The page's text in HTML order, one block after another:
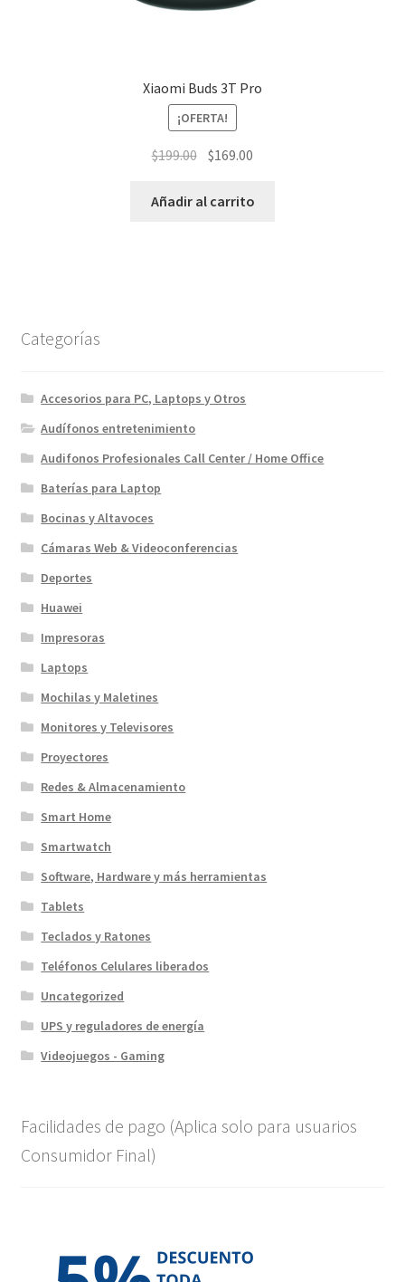
Xiaomi Buds 3T Pro
¡OFERTA!
$199.00 El
original
$169.00
actual
Añadir al carrito
Categorías
Accesorios para PC, Laptops y Otros
Audífonos entretenimiento
Audifonos Profesionales Call Center / Home Office
Baterías para Laptop
Bocinas y Altavoces
Cámaras Web & Videoconferencias
Deportes
Huawei
Impresoras
Laptops
Mochilas y Maletines
Monitores y Televisores
Proyectores
Redes & Almacenamiento
Smart Home
Smartwatch
Software, Hardware y más herramientas
Tablets
Teclados y Ratones
Teléfonos Celulares liberados
Uncategorized
UPS y reguladores de energía
Videojuegos - Gaming
Facilidades de pago (Aplica solo para usuarios
Consumidor Final)